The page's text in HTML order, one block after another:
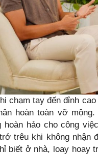
chạm tay đến đỉnh
hoàn toàn vỡ
hoàn hảo cho công
trêu khi không nhận
biết ở nhà, loay hoay